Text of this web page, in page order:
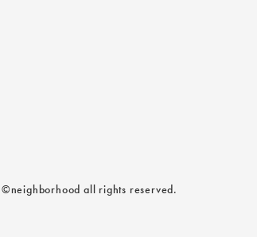
©neighborhood all rights reserved.